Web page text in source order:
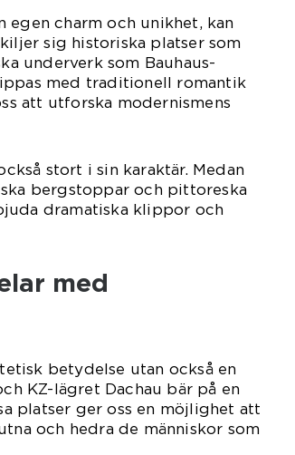
egen charm och unikhet, kan
sig historiska platser som
underverk som Bauhaus-
med traditionell romantik
att utforska modernismens
stort i sin karaktär. Medan
bergstoppar och pittoreska
dramatiska klippor och
med
betydelse utan också en
KZ-lägret Dachau bär på en
platser ger oss en möjlighet att
och hedra de människor som